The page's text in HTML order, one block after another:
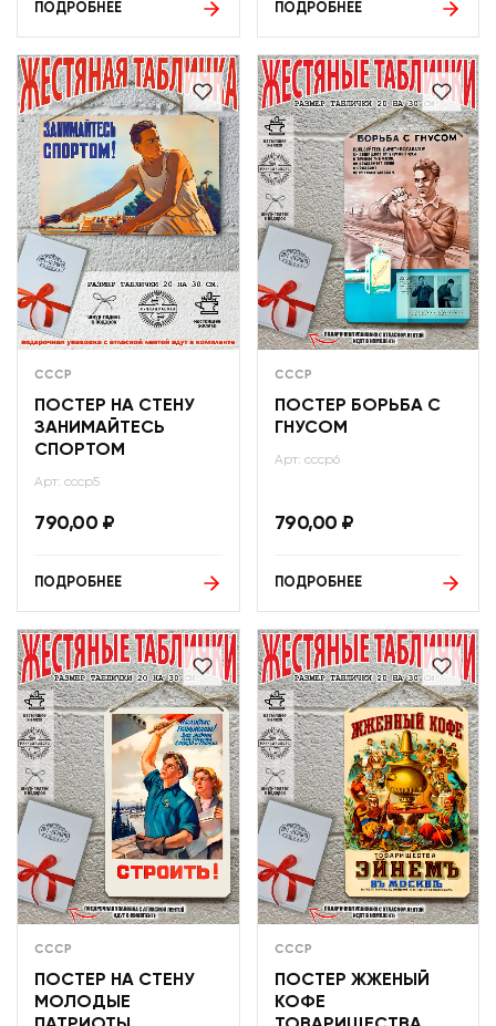
ПОДРОБНЕЕ ПОДРОБНЕЕ
СССР
ПОСТЕР НА СТЕНУ
ЗАНИМАЙТЕСЬ
СПОРТОМ
Арт: ссср5
790,00 ₽
ПОДРОБНЕЕ
СССР
ПОСТЕР БОРЬБА С
ГНУСОМ
Арт: ссср6
790,00 ₽
ПОДРОБНЕЕ
СССР
ПОСТЕР НА СТЕНУ
МОЛОДЫЕ
СССР
ПОСТЕР ЖЖЕНЫЙ
КОФЕ